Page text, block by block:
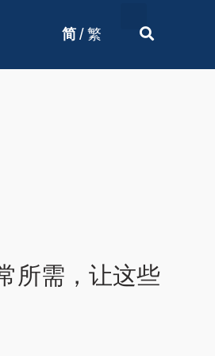
简 / 繁
所需，让这些